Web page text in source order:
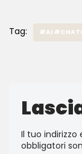
Tag: #AI
Il tuo indirizzo
obbligatori